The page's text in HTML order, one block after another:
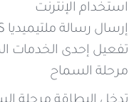
استخدام الإنترنت
إرسال رسالة ملتيميديا MMS
تفعيل إحدى الخدمات
مرحلة السماح